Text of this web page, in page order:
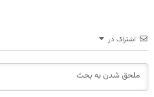
اشتراک در